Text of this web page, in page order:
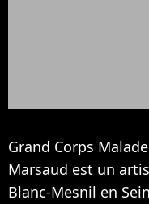
Grand Corps
Marsaud est un
Blanc-Mesnil en